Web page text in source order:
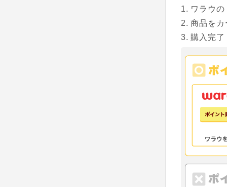
ワラウ
商品を
購入完了